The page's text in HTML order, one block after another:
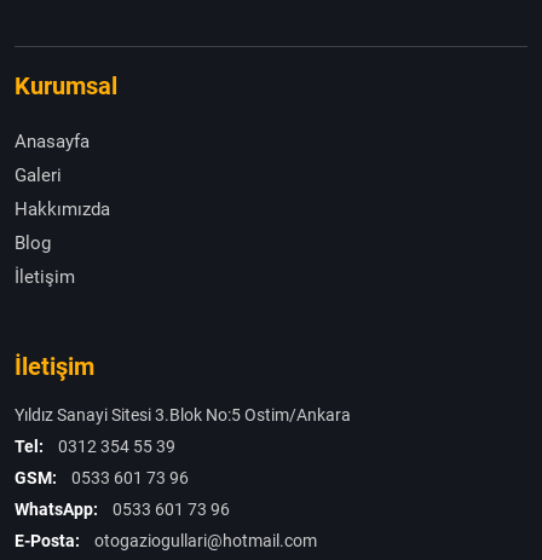
Kurumsal
Anasayfa
Galeri
Hakkımızda
Blog
İletişim
İletişim
Yıldız Sanayi Sitesi 3.Blok No:5 Ostim/Ankara
Tel:
0312 354 55 39
GSM:
0533 601 73 96
WhatsApp:
0533 601 73 96
E-Posta:
otogaziogullari@hotmail.com